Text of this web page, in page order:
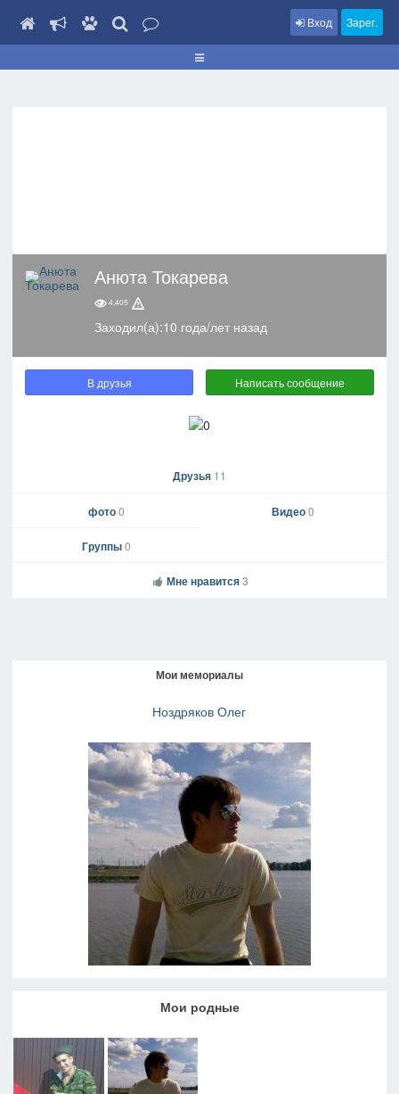
Вход Зарег.
Анюта Токарева
4,405
Заходил(а):10 года/лет назад
В друзья Написать сообщение
Друзья 11
фото0 Видео0
Группы0
Мне нравится 3
Мои мемориалы
Ноздряков Олег
Мои родные